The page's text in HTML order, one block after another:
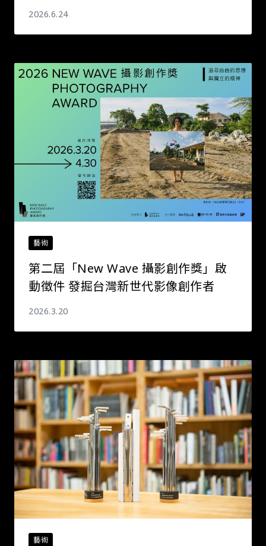
2026.6.24
藝術
第二屆「New Wave 攝影創作獎」啟
動徵件 發掘台灣新世代影像創作者
2026.3.20
藝術